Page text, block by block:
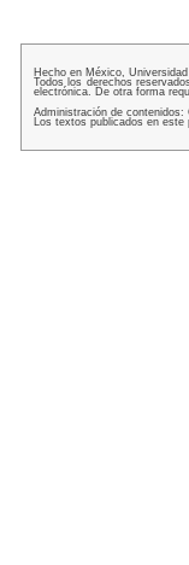
Hecho en México,
Todos los derechos
electrónica. De otra forma
Administración de
Los textos publicados en este